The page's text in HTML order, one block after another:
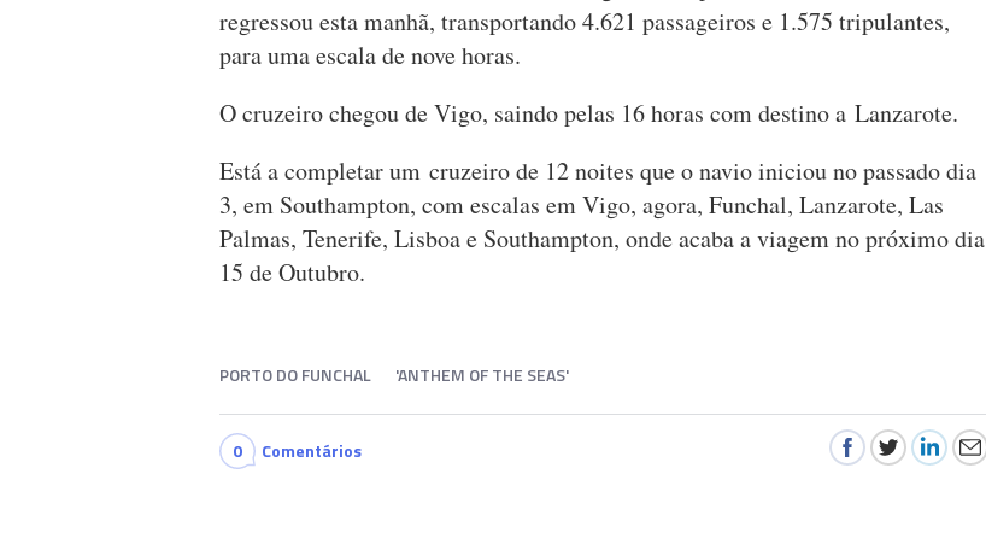
regressou esta manhã, transportando 4.621 passageiros e 1.575 tripulantes,
para uma escala de nove horas.
O cruzeiro chegou de Vigo, saindo pelas 16 horas com destino a Lanzarote.
Está a completar um cruzeiro de 12 noites que o navio iniciou no passado dia
3, em Southampton, com escalas em Vigo, agora, Funchal, Lanzarote, Las
Palmas, Tenerife, Lisboa e Southampton, onde acaba a viagem no próximo dia
15 de Outubro.
PORTO DO FUNCHAL 'ANTHEM OF THE SEAS'
0 Comentários